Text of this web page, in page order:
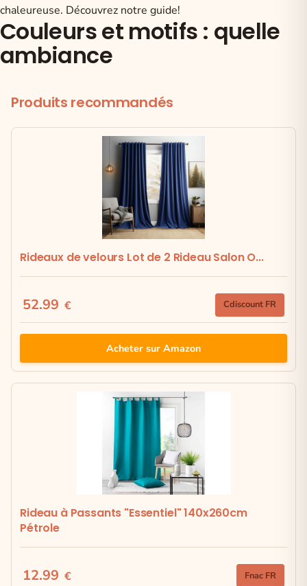
chaleureuse. Découvrez notre guide!
Couleurs et motifs : quelle
ambiance
Produits recommandés
Rideaux de velours Lot de 2 Rideau Salon O...
52.99 € Cdiscount FR
Acheter sur Amazon
Rideau à Passants "Essentiel" 140x260cm
Pétrole
12.99 € Fnac FR